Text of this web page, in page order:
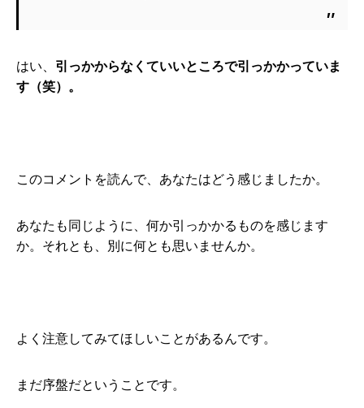
はい、 引っかからなくていいところで引っかかっていま
す（笑）。
このコメントを読んで、あなたはどう感じましたか。
あなたも同じように、何か引っかかるものを感じます
か。それとも、別に何とも思いませんか。
よく注意してみてほしいことがあるんです。
まだ序盤だということです。